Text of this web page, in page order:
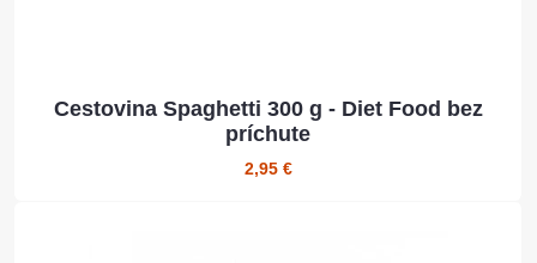
Cestovina Spaghetti 300 g - Diet Food bez
príchute
2,95 €